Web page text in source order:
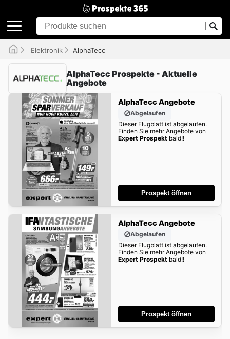
Elektronik AlphaTecc
AlphaTecc Prospekte - Aktuelle
Angebote
AlphaTecc Angebote
Abgelaufen
Dieser Flugblatt ist abgelaufen.
Finden Sie mehr Angebote von
Expert Prospektbald!!
Prospekt öffnen
AlphaTecc Angebote
Abgelaufen
Dieser Flugblatt ist abgelaufen.
Finden Sie mehr Angebote von
Expert Prospektbald!!
Prospekt öffnen